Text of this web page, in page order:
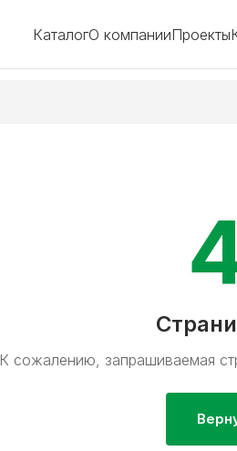
КаталогО компанииПроекты
К сожалению, запрашиваемая